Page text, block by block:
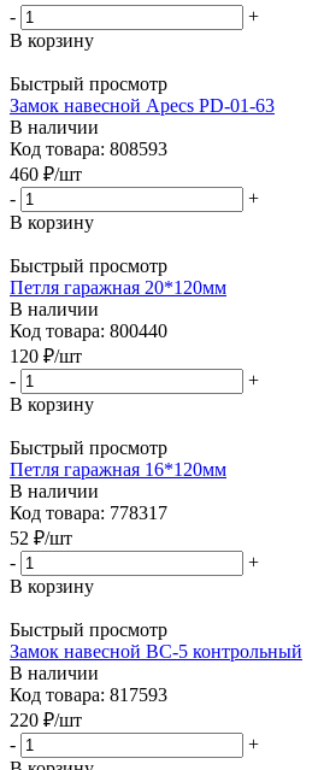
-
+
В корзину
Быстрый просмотр
Замок навесной Apecs PD-01-63
В наличии
Код товара: 808593
460 ₽/шт
-
+
В корзину
Быстрый просмотр
Петля гаражная 20*120мм
В наличии
Код товара: 800440
120 ₽/шт
-
+
В корзину
Быстрый просмотр
Петля гаражная 16*120мм
В наличии
Код товара: 778317
52 ₽/шт
-
+
В корзину
Быстрый просмотр
Замок навесной ВС-5 контрольный
В наличии
Код товара: 817593
220 ₽/шт
-
+